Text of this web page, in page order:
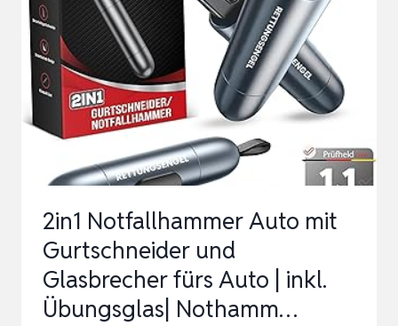
SCHLAUCHLOS
FÜR
NOTFÄLLE
AUTO
AUTO
MO…
2in1 Notfallhammer Auto mit
Gurtschneider und
Glasbrecher fürs Auto | inkl.
Übungsglas| Nothamm…